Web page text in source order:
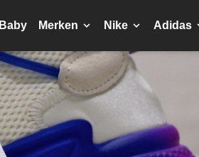
Baby Merken Nike Adidas